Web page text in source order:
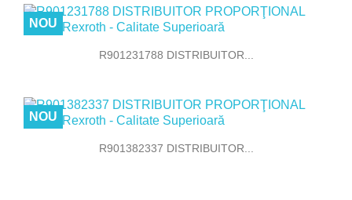
R901231788 DISTRIBUITOR...
NOU
R901382337 DISTRIBUITOR...
NOU